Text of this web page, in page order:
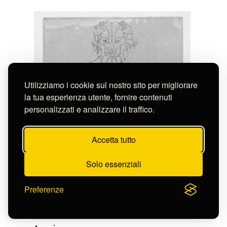
Utilizziamo i cookie sul nostro sito per migliorare
la tua esperienza utente, fornire contenuti
personalizzati e analizzare il traffico.
Accetta tutto
Solo essenziali
Preferenze